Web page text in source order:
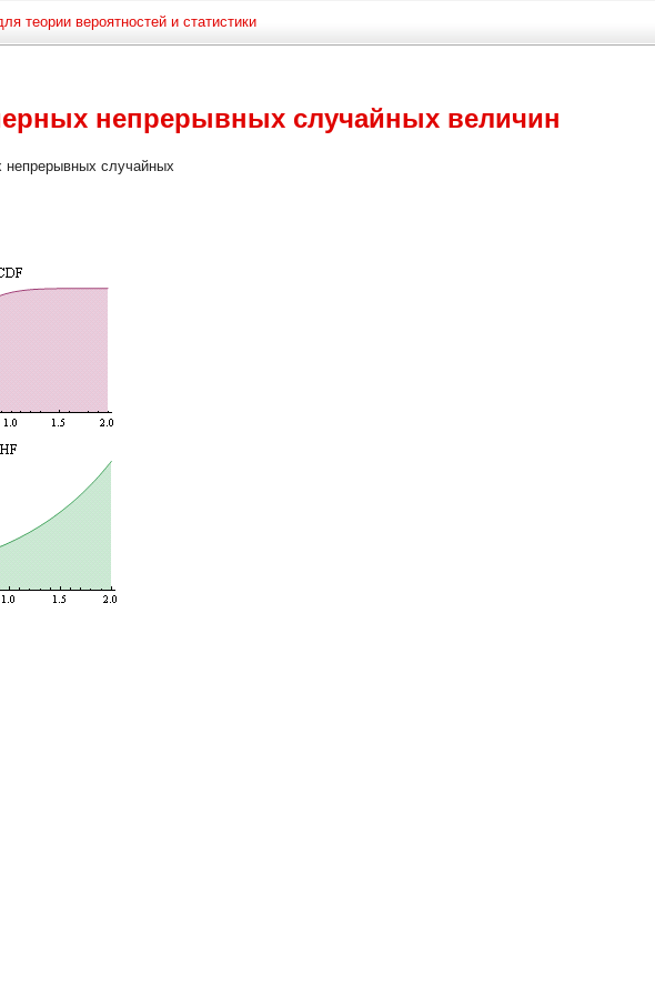
теории вероятностей и статистики
непрерывных случайных величин
непрерывных случайных